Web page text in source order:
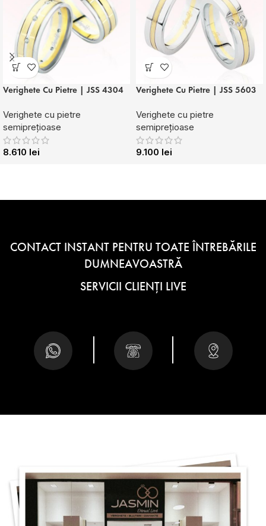
Verighete Cu Pietre | JSS 4304
Verighete cu pietre
semiprețioase
8.610 lei
Verighete Cu Pietre | JSS 5603
Verighete cu pietre
semiprețioase
9.100 lei
CONTACT INSTANT PENTRU TOATE ÎNTREBĂRILE
DUMNEAVOASTRĂ
SERVICII CLIENȚI LIVE